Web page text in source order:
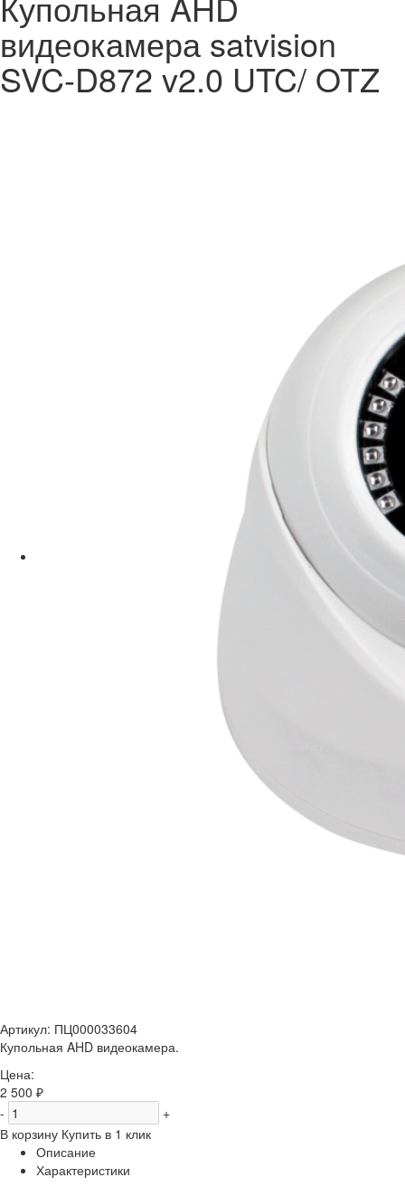
видеокамера satvision
SVC-D872 v2.0 UTC/ OTZ
Артикул: ПЦ000033604
Купольная AHD видеокамера.
Цена:
2 500 ₽
-
+
В корзину Купить в 1 клик
Описание
Характеристики